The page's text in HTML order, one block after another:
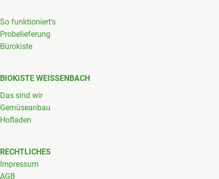
So funktioniert's
Probelieferung
Bürokiste
BIOKISTE WEISSENBACH
Das sind wir
Gemüseanbau
Hofladen
RECHTLICHES
Impressum
AGB